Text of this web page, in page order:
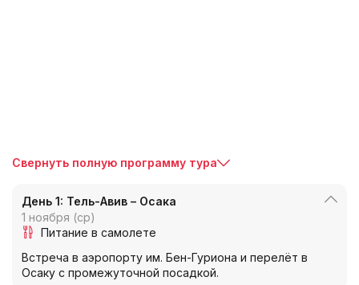
Свернуть полную программу тура
День 1: Тель-Авив – Осака
1 ноября (ср)
Питание в самолете
Встреча в аэропорту им. Бен-Гуриона и перелёт в
Осаку с промежуточной посадкой.